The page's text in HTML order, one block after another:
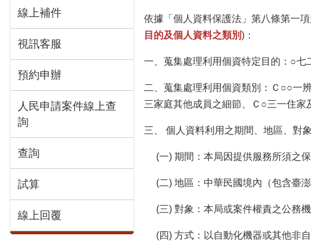
線上補件
視訊客服
預約申辦
人民申請案件線上查
詢
查詢
試算
線上回覆
依據「個人資料保護法」第八條第一
目的及個人資料之類別)：
一、蒐集處理利用個資特定目的：○七
二、蒐集處理利用個資類別：Ｃ○○一
三家庭其他成員之細節、Ｃ○三一住家
三、 個人資料利用之期間、地區、對
(一) 期間：本局因提供服務所須之保
(二) 地區：中華民國境內（包含臺澎
(三) 對象：本局或案件權責之公務機
(四) 方式：以自動化機器或其他非